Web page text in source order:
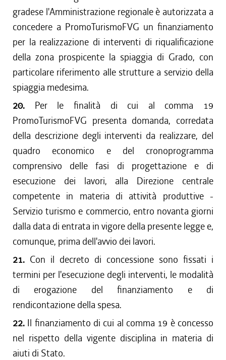
gradese l'Amministrazione regionale è autorizzata a
concedere a PromoTurismoFVG un finanziamento
per la realizzazione di interventi di riqualificazione
della zona prospicente la spiaggia di Grado, con
particolare riferimento alle strutture a servizio della
spiaggia medesima.
20. Per le finalità di cui al comma 19
PromoTurismoFVG presenta domanda, corredata
della descrizione degli interventi da realizzare, del
quadro economico e del cronoprogramma
comprensivo delle fasi di progettazione e di
esecuzione dei lavori, alla Direzione centrale
competente in materia di attività produttive -
Servizio turismo e commercio, entro novanta giorni
dalla data di entrata in vigore della presente legge e,
comunque, prima dell'avvio dei lavori.
21. Con il decreto di concessione sono fissati i
termini per l'esecuzione degli interventi, le modalità
di erogazione del finanziamento e di
rendicontazione della spesa.
22. Il finanziamento di cui al comma 19 è concesso
nel rispetto della vigente disciplina in materia di
aiuti di Stato.